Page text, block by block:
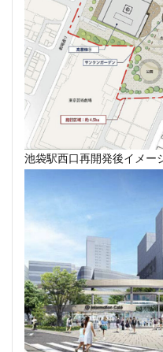
池袋駅西口再開発後イメー
羽田空港 習志野市
自由が丘 船堀駅
芝浦 茅場町
葛飾区 蒲田 蔵
虎の門病院 虎ノ門
行政 行政区 表
西千葉 西国立駅
西武柳沢駅
豊岡だるま
豊洲市場 豊洲駅
赤羽 超高層ビル
足立区 辻堂駅
那覇市 郵船ビル